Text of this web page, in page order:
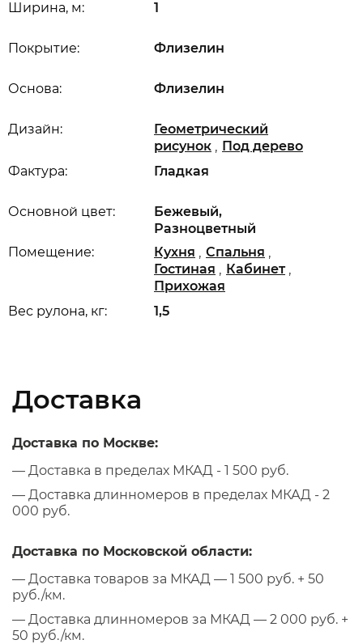
Ширина, м: 1
Вес рулона, кг: 1,5
Основной цвет:
Бежевый,
Разноцветный
Дизайн:
Геометрический
рисунок , Под дерево
Основа: Флизелин
Покрытие: Флизелин
Помещение: Кухня , Спальня ,
Гостиная , Кабинет ,
Прихожая
Фактура: Гладкая
Доставка
Доставка по Москве:
— Доставка в пределах МКАД - 1 500 руб.
— Доставка длинномеров в пределах МКАД - 2
000 руб.
Доставка по Московской области:
— Доставка товаров за МКАД — 1 500 руб. + 50
руб./км.
— Доставка длинномеров за МКАД — 2 000 руб. +
50 руб./км.